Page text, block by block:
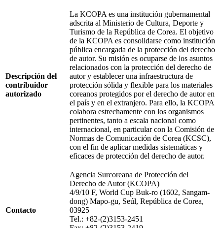
Descripción del
contribuidor
autorizado
La KCOPA es una institución gubernamental
adscrita al Ministerio de Cultura, Deporte y
Turismo de la República de Corea. El objetivo
de la KCOPA es consolidarse como institución
pública encargada de la protección del derecho
de autor. Su misión es ocuparse de los asuntos
relacionados con la protección del derecho de
autor y establecer una infraestructura de
protección sólida y flexible para los materiales
coreanos protegidos por el derecho de autor en
el país y en el extranjero. Para ello, la KCOPA
colabora estrechamente con los organismos
pertinentes, tanto a escala nacional como
internacional, en particular con la Comisión de
Normas de Comunicación de Corea (KCSC),
con el fin de aplicar medidas sistemáticas y
eficaces de protección del derecho de autor.
Contacto
Agencia Surcoreana de Protección del
Derecho de Autor (KCOPA)
4/9/10 F, World Cup Buk-ro (1602, Sangam-
dong) Mapo-gu, Seúl, República de Corea,
03925
Tel.: +82-(2)3153-2451